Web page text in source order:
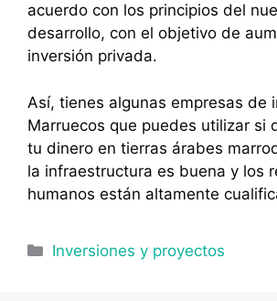
acuerdo con los principios del
desarrollo, con el objetivo de
inversión privada.
Así, tienes algunas empresas de
Marruecos que puedes utilizar si
tu dinero en tierras árabes
la infraestructura es buena y los
humanos están altamente
Categorías
Inversiones y proyectos